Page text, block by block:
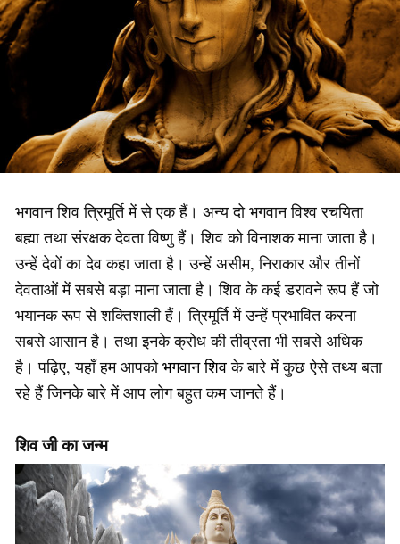
भगवान शिव त्रिमूर्ति में से एक हैं। अन्य दो भगवान विश्व रचयिता
बह्मा तथा संरक्षक देवता विष्णु हैं। शिव को विनाशक माना जाता है।
उन्हें देवों का देव कहा जाता है। उन्हें असीम, निराकार और तीनों
देवताओं में सबसे बड़ा माना जाता है। शिव के कई डरावने रूप हैं जो
भयानक रूप से शक्तिशाली हैं। त्रिमूर्ति में उन्हें प्रभावित करना
सबसे आसान है। तथा इनके क्रोध की तीव्रता भी सबसे अधिक
है। पढ़िए, यहाँ हम आपकोभगवान शिवके बारे में कुछ ऐसे तथ्य बता
रहे हैं जिनके बारे में आप लोग बहुत कम जानते हैं।
शिव जी का जन्म